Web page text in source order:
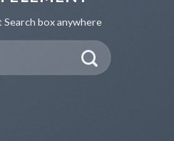
box anywhere